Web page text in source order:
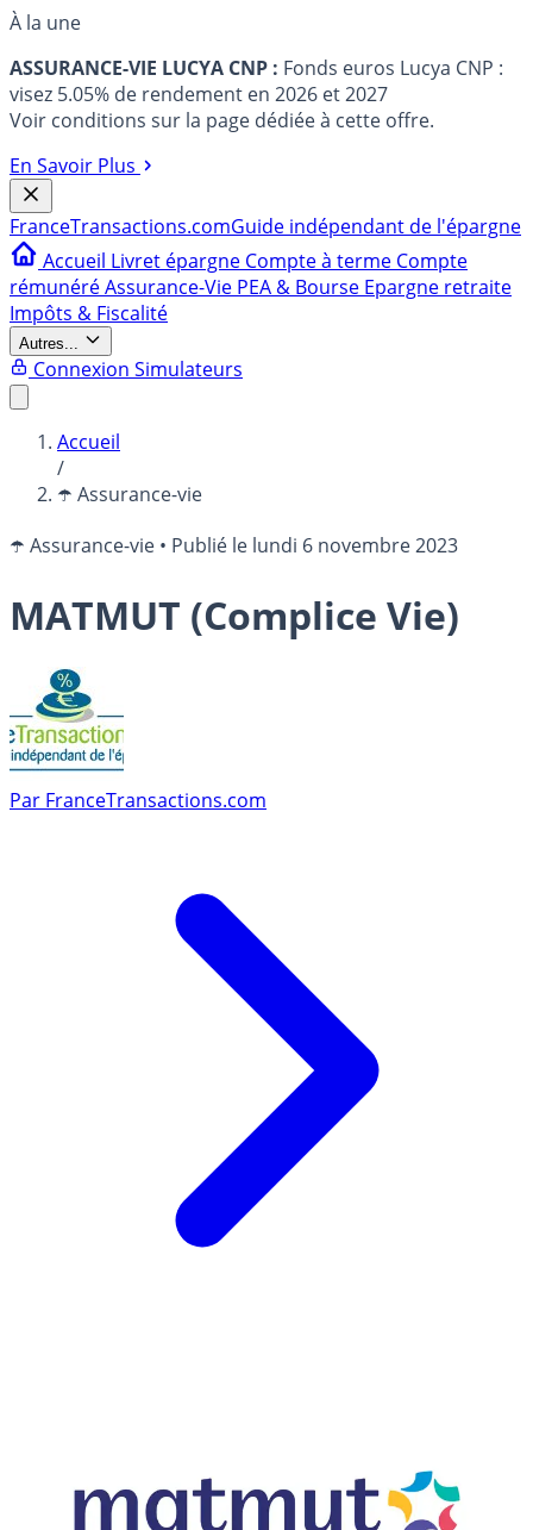
À la une
ASSURANCE-VIE LUCYA CNP : Fonds euros Lucya CNP :
visez 5.05% de rendement en 2026 et 2027
Voir conditions sur la page dédiée à cette offre.
En Savoir Plus
FranceTransactions.comGuide indépendant de l'épargne
Accueil Livret épargne Compte à terme Compte
rémunéréAssurance-Vie PEA & Bourse Epargne retraite
Impôts & Fiscalité
Autres...
Connexion Simulateurs
Accueil
/
☂️ Assurance-vie
☂️ Assurance-vie • Publié le lundi 6 novembre 2023
MATMUT (Complice Vie)
Par FranceTransactions.com